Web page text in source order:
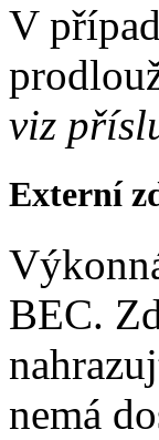
V
viz
Externí
BEC.
nemá